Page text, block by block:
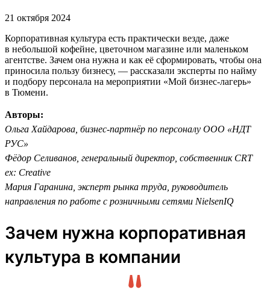
21 октября 2024
Корпоративная культура есть практически везде, даже
в небольшой кофейне, цветочном магазине или маленьком
агентстве. Зачем она нужна и как её сформировать, чтобы она
приносила пользу бизнесу, — рассказали эксперты по найму
и подбору персонала на мероприятии «Мой бизнес-лагерь»
в Тюмени.
Авторы:
Ольга Хайдарова, бизнес-партнёр по персоналу ООО «НДТ
РУС»
Фёдор Селиванов, генеральный директор, собственник CRT
ex: Creative
Мария Гаранина, эксперт рынка труда, руководитель
направления по работе с розничными сетями NielsenIQ
Зачем нужна корпоративная
культура в компании